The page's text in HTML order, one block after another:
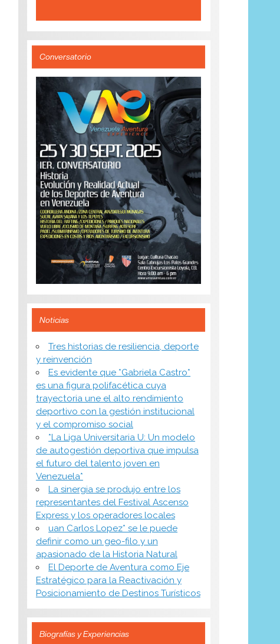
Conversatorio
Noticias
​Tres historias de resiliencia, deporte
y reinvención
Es evidente que *Gabriela Castro*
es una figura polifacética cuya
trayectoria une el alto rendimiento
deportivo con la gestión institucional
y el compromiso social
*​La Liga Universitaria U: Un modelo
de autogestión deportiva que impulsa
el futuro del talento joven en
Venezuela*
La sinergia se produjo entre los
representantes del Festival Ascenso
Express y los operadores locales
uan Carlos Lopez* se le puede
definir como un geo-filo y un
apasionado de la Historia Natural
El Deporte de Aventura como Eje
Estratégico para la Reactivación y
Posicionamiento de Destinos Turísticos
Biografías y Experiencias